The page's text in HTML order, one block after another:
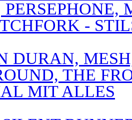
-
DURAN,
THE
MIT ALLES